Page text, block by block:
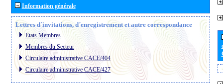
Information générale
Lettres d´invitations, d´enregistrement et autre correspondance
Etats Membres
Membres du Secteur
Circulaire administrative CACE/404
Circulaire administrative CACE/427